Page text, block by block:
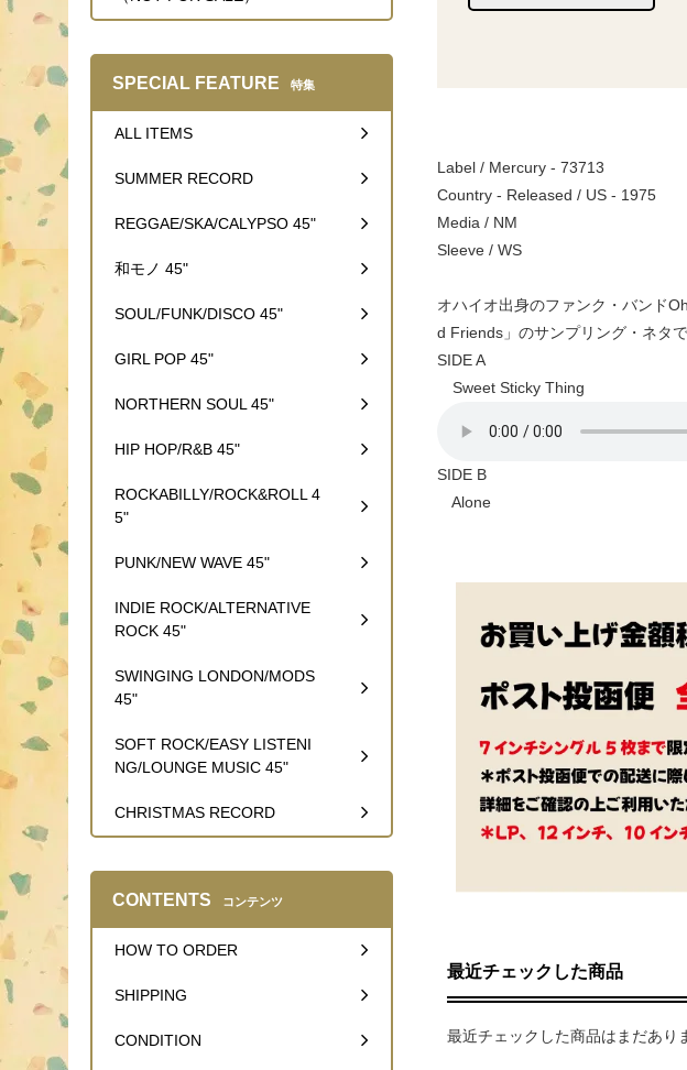
Label / Mercury - 73713
Country - Released / US - 1975
Media / NM
Sleeve / WS
オハイオ出身のファンク・バンド
d Friends」のサンプリング・ネタ
SIDE A
Sweet Sticky Thing
SIDE B
Alone
最近チェックした商品
最近チェックした商品はまだあり
SPECIAL FEATURE 特集
ALL ITEMS
SUMMER RECORD
REGGAE/SKA/CALYPSO 45"
和モノ 45"
SOUL/FUNK/DISCO 45"
GIRL POP 45"
NORTHERN SOUL 45"
HIP HOP/R&B 45"
ROCKABILLY/ROCK&ROLL 4
5"
PUNK/NEW WAVE 45"
INDIE ROCK/ALTERNATIVE
ROCK 45"
SWINGING LONDON/MODS
45"
SOFT ROCK/EASY LISTENI
NG/LOUNGE MUSIC 45"
CHRISTMAS RECORD
CONTENTS コンテンツ
HOW TO ORDER
SHIPPING
CONDITION